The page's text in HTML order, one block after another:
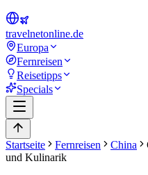
travelnetonline.de
Europa
Fernreisen
Reisetipps
Specials
Startseite Fernreisen China
und Kulinarik